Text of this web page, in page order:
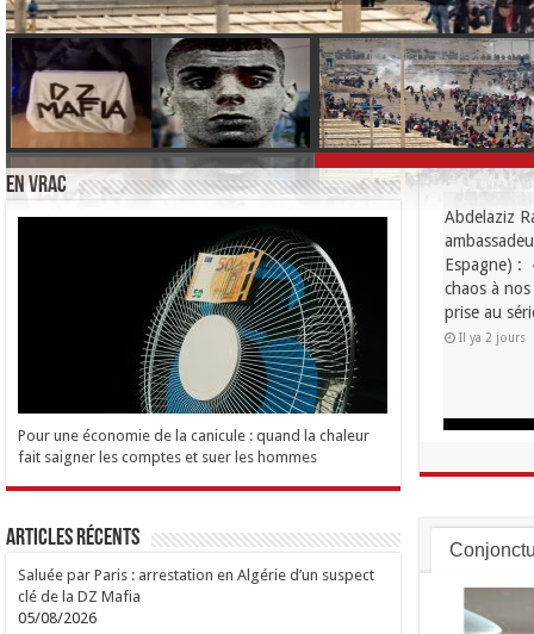
Abdelaziz
Espagne) :
chaos à
prise au
Il ya 2 jours
EN VRAC
Pour une économie de la canicule : quand la chaleur
fait saigner les comptes et suer les hommes
Articles Récents
Saluée par Paris : arrestation en Algérie d’un suspect
clé de la DZ Mafia
05/08/2026